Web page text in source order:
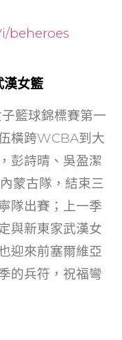
beheroes
女籃
籃球錦標賽第一
橫跨WCBA到大
彭詩晴、吳盈潔
蒙古隊，結束三
隊出賽；上一季
與新東家武漢女
迎來前塞爾維亞
的兵符，祝福彎